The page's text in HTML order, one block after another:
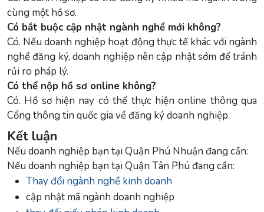
cùng một hồ sơ.
Có bắt buộc cập nhật ngành nghề mới không?
Có. Nếu doanh nghiệp hoạt động thực tế khác với ngành
nghề đăng ký, doanh nghiệp nên cập nhật sớm để tránh
rủi ro pháp lý.
Có thể nộp hồ sơ online không?
Có. Hồ sơ hiện nay có thể thực hiện online thông qua
Cổng thông tin quốc gia về đăng ký doanh nghiệp.
Kết luận
Nếu doanh nghiệp bạn tại Quận Phú Nhuận đang cần:
Nếu doanh nghiệp bạn tại Quận Tân Phú đang cần:
Thay đổi ngành nghề kinh doanh
cập nhật mã ngành doanh nghiệp